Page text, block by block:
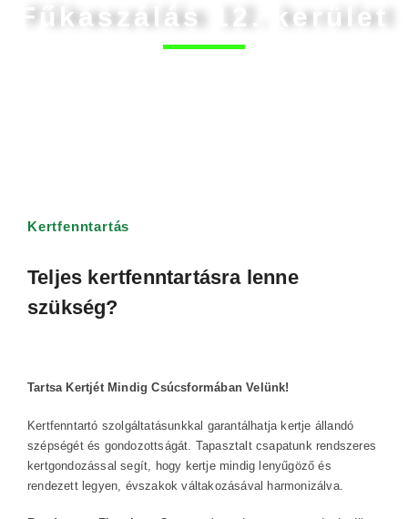
Fűkaszálás 12. kerület
Kertfenntartás
Teljes kertfenntartásra lenne
szükség?
Tartsa Kertjét Mindig Csúcsformában Velünk!
Kertfenntartó szolgáltatásunkkal garantálhatja kertje állandó
szépségét és gondozottságát. Tapasztalt csapatunk rendszeres
kertgondozással segít, hogy kertje mindig lenyűgöző és
rendezett legyen, évszakok váltakozásával harmonizálva.